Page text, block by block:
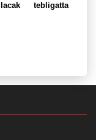
tebligatta